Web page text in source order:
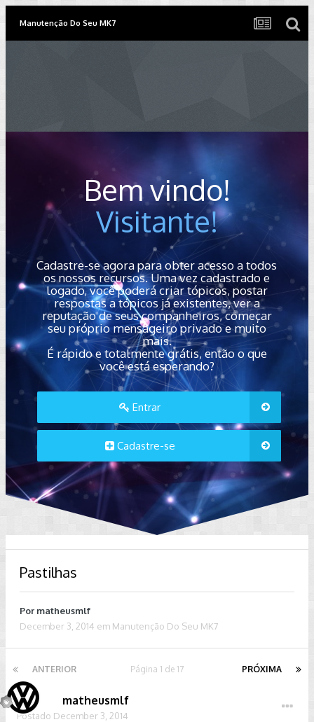
Manutenção Do Seu MK7
Bem vindo!
Visitante!
Cadastre-se agora para obter acesso a todos
os nossos recursos. Uma vez cadastrado e
logado, você poderá criar tópicos, postar
respostas a tópicos já existentes, ver a
reputação de seus companheiros, começar
seu próprio mensageiro privado e muito
mais.
É rápido e totalmente grátis, então o que
você está esperando?
Entrar
Cadastre-se
Pastilhas
Por matheusmlf
December 3, 2014 em Manutenção Do Seu MK7
ANTERIOR PRÓXIMA
Página 1 de 17
matheusmlf
Postado December 3, 2014